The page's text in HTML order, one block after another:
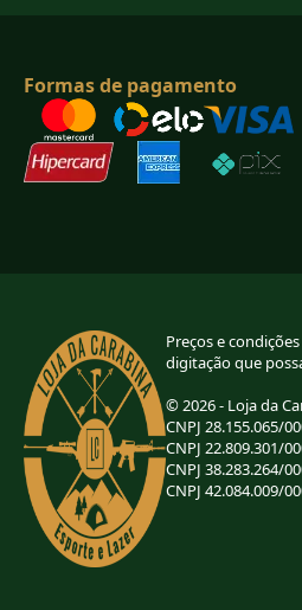
Formas de pagamento
Preços e
digitação que
© 2026 - Loja da
CNPJ 28.155.065/
CNPJ 22.809.301/
CNPJ 38.283.264/
CNPJ 42.084.009/